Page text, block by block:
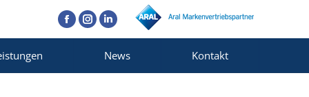
Facebook
InstagramLinkedin
News Kontakt